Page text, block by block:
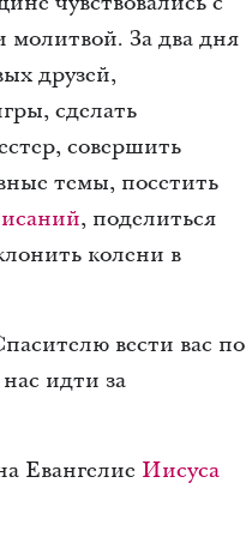
За два дня
друзей,
сделать
совершить
темы, посетить
, поделиться
колени в
вести вас по
идти за
Евангелие Иисуса